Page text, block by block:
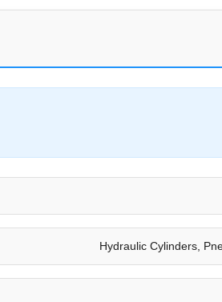
Hydraulic Cylinders,